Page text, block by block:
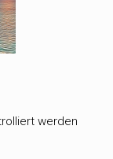
werden